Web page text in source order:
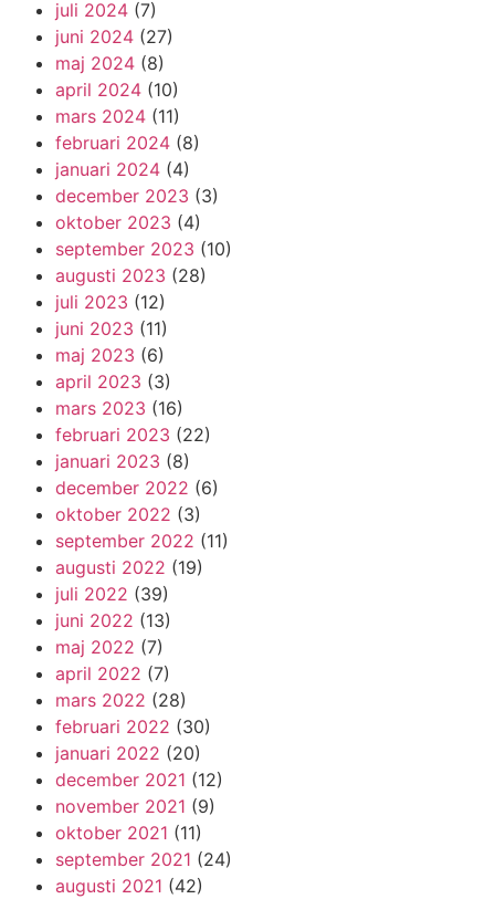
juli 2024 (7)
juni 2024 (27)
maj 2024 (8)
april 2024 (10)
mars 2024 (11)
februari 2024 (8)
januari 2024 (4)
december 2023 (3)
oktober 2023 (4)
september 2023 (10)
augusti 2023 (28)
juli 2023 (12)
juni 2023 (11)
maj 2023 (6)
april 2023 (3)
mars 2023 (16)
februari 2023 (22)
januari 2023 (8)
december 2022 (6)
oktober 2022 (3)
september 2022 (11)
augusti 2022 (19)
juli 2022 (39)
juni 2022 (13)
maj 2022 (7)
april 2022 (7)
mars 2022 (28)
februari 2022 (30)
januari 2022 (20)
december 2021 (12)
november 2021 (9)
oktober 2021 (11)
september 2021 (24)
augusti 2021 (42)